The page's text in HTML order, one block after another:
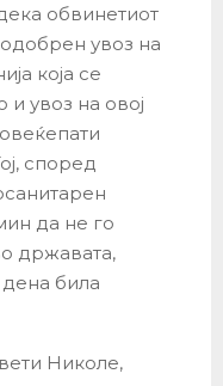
обвинетиот
увоз на
која се
увоз на овој
според
да не го
државата,
била
Николе,